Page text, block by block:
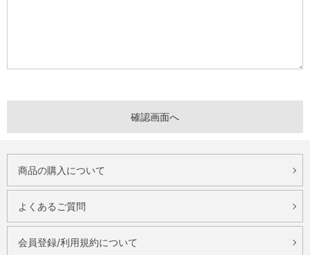
商品の購入について
よくあるご質問
会員登録/利用規約について